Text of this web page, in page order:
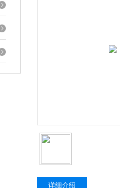
详细介绍